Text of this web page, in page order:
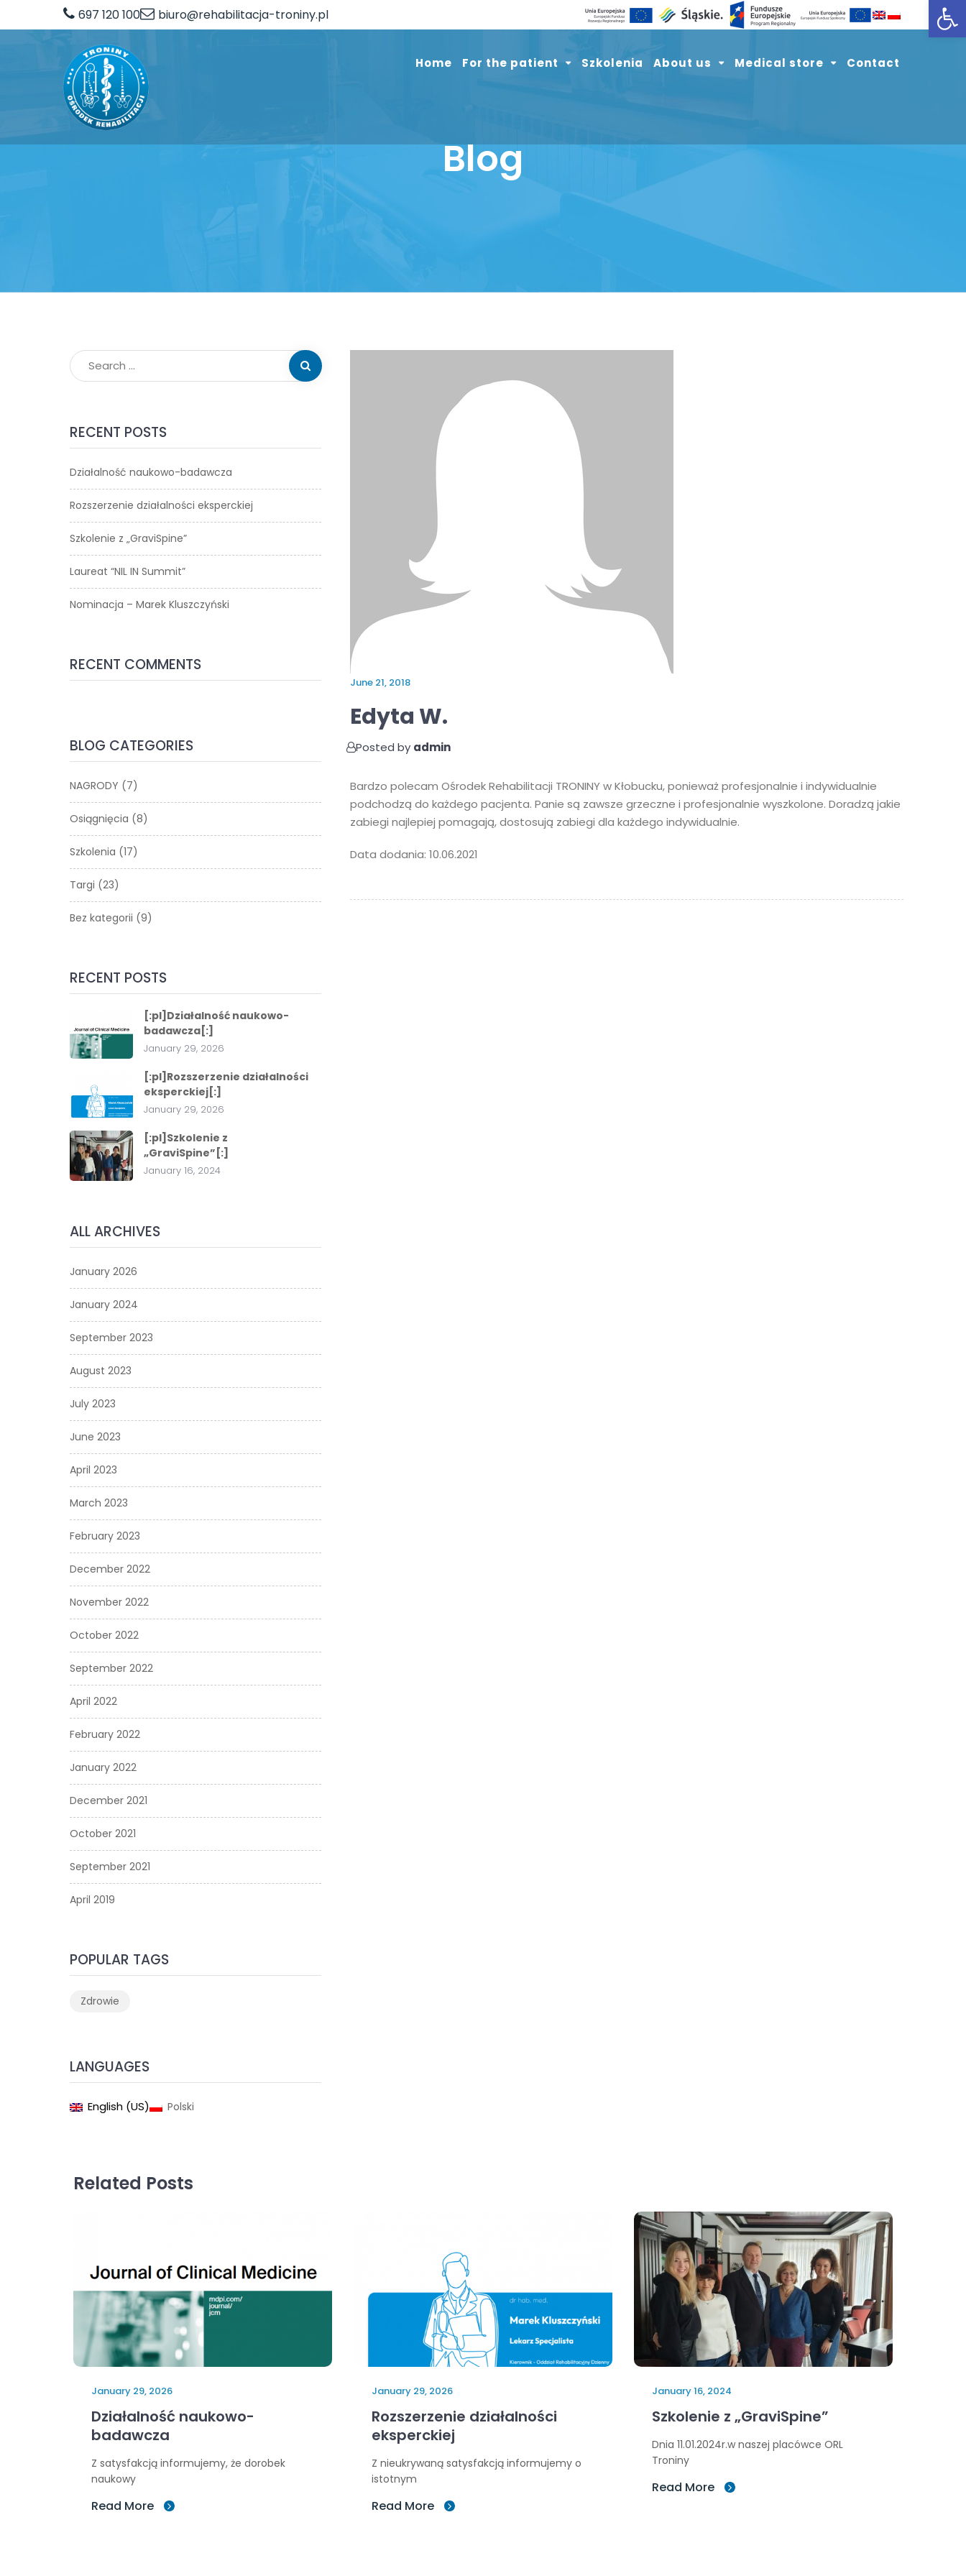
697 120 100 biuro@rehabilitacja-troniny.pl
Home For the patient Szkolenia About us Medical store Contact
Blog
RECENT POSTS
Działalność naukowo-badawcza
Rozszerzenie działalności eksperckiej
Szkolenie z „GraviSpine”
Laureat “NIL IN Summit”
Nominacja – Marek Kluszczyński
RECENT COMMENTS
BLOG CATEGORIES
NAGRODY (7)
Osiągnięcia (8)
Szkolenia (17)
Targi (23)
Bez kategorii (9)
RECENT POSTS
[:pl]Działalność naukowo-
badawcza[:]
January 29, 2026
[:pl]Rozszerzenie działalności
eksperckiej[:]
January 29, 2026
[:pl]Szkolenie z
„GraviSpine”[:]
January 16, 2024
ALL ARCHIVES
January 2026
January 2024
September 2023
August 2023
July 2023
June 2023
April 2023
March 2023
February 2023
December 2022
November 2022
October 2022
September 2022
April 2022
February 2022
January 2022
December 2021
October 2021
September 2021
April 2019
POPULAR TAGS
Zdrowie
LANGUAGES
English (US) Polski
June 21, 2018
Edyta W.
Posted by admin
Bardzo polecam Ośrodek Rehabilitacji TRONINY w Kłobucku, ponieważ profesjonalnie i indywidualnie
podchodzą do każdego pacjenta. Panie są zawsze grzeczne i profesjonalnie wyszkolone. Doradzą jakie
zabiegi najlepiej pomagają, dostosują zabiegi dla każdego indywidualnie.
Data dodania: 10.06.2021
Related Posts
January 29, 2026
Działalność naukowo-
badawcza
Z satysfakcją informujemy, że dorobek
naukowy
Read More
January 29, 2026
Rozszerzenie działalności
eksperckiej
Z nieukrywaną satysfakcją informujemy o
istotnym
Read More
January 16, 2024
Szkolenie z „GraviSpine”
Dnia 11.01.2024r.w naszej placówce ORL
Troniny
Read More